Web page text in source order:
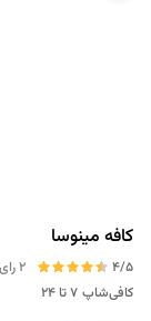
کافه مینوسا
4/5
2 رای
کافی‌شاپ ۷ تا ۲۴